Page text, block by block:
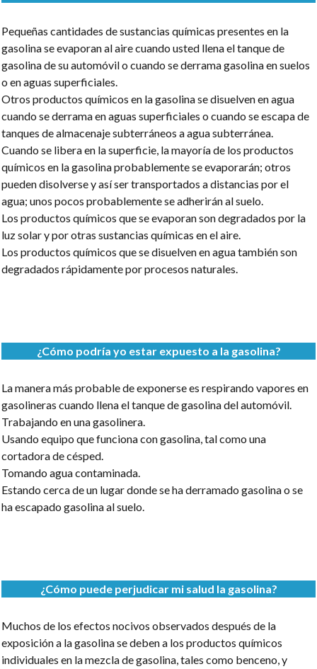
Pequeñas cantidades de sustancias químicas presentes en la
gasolina se evaporan al aire cuando usted llena el tanque de
gasolina de su automóvil o cuando se derrama gasolina en suelos
o en aguas superficiales.
Otros productos químicos en la gasolina se disuelven en agua
cuando se derrama en aguas superficiales o cuando se escapa de
tanques de almacenaje subterráneos a agua subterránea.
Cuando se libera en la superficie, la mayoría de los productos
químicos en la gasolina probablemente se evaporarán; otros
pueden disolverse y así ser transportados a distancias por el
agua; unos pocos probablemente se adherirán al suelo.
Los productos químicos que se evaporan son degradados por la
luz solar y por otras sustancias químicas en el aire.
Los productos químicos que se disuelven en agua también son
degradados rápidamente por procesos naturales.
¿Cómo podría yo estar expuesto a la gasolina?
La manera más probable de exponerse es respirando vapores en
gasolineras cuando llena el tanque de gasolina del automóvil.
Trabajando en una gasolinera.
Usando equipo que funciona con gasolina, tal como una
cortadora de césped.
Tomando agua contaminada.
Estando cerca de un lugar donde se ha derramado gasolina o se
ha escapado gasolina al suelo.
¿Cómo puede perjudicar mi salud la gasolina?
Muchos de los efectos nocivos observados después de la
exposición a la gasolina se deben a los productos químicos
individuales en la mezcla de gasolina, tales como benceno, y